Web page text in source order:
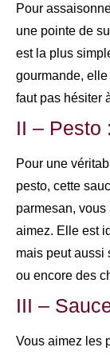
Pour
une pointe de
est la plus
gourmande,
faut pas hésiter
II – Pesto :
Pour une
pesto, cette
parmesan,
aimez. Elle est
mais peut aussi
ou encore des
III –
Vous aimez les